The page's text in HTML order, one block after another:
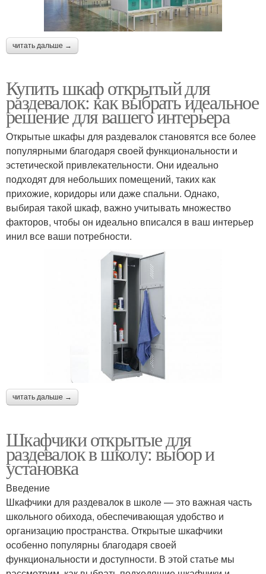
читать дальше →
Купить шкаф открытый для
раздевалок: как выбрать идеальное
решение для вашего интерьера
Открытые шкафы для раздевалок становятся все более
популярными благодаря своей функциональности и
эстетической привлекательности. Они идеально
подходят для небольших помещений, таких как
прихожие, коридоры или даже спальни. Однако,
выбирая такой шкаф, важно учитывать множество
факторов, чтобы он идеально вписался в ваш интерьер
инил все ваши потребности.
читать дальше →
Шкафчики открытые для
раздевалок в школу: выбор и
установка
Введение
Шкафчики для раздевалок в школе — это важная часть
школьного обихода, обеспечивающая удобство и
организацию пространства. Открытые шкафчики
особенно популярны благодаря своей
функциональности и доступности. В этой статье мы